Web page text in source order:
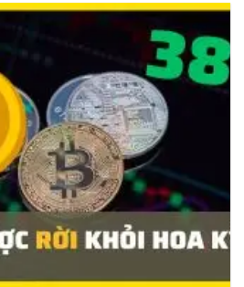
ý kiến công...